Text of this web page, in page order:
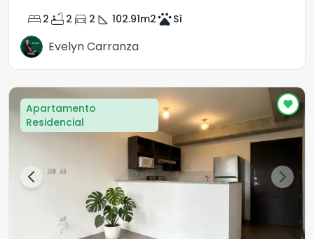
bed 2 bathtub 2 directions_car 2 square_foot 102.91m2petsSì
Evelyn Carranza
Apartamento
Residencial